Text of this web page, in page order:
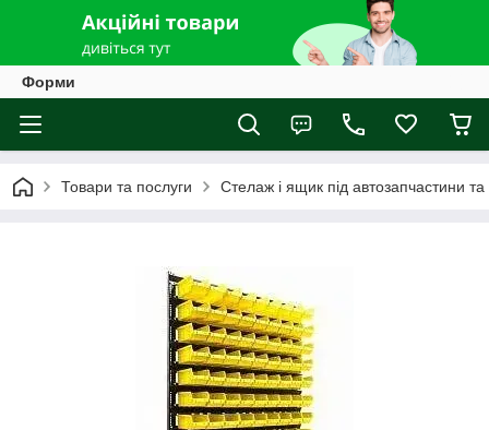
Форми
Товари та послуги Стелаж і ящик під автозапчастини та